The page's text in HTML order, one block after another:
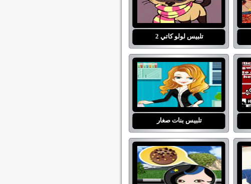
تلبيس لولو كاتي 2
تلبيس بنات صغار